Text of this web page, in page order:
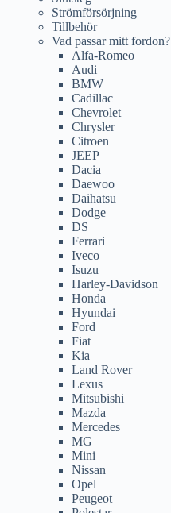
Strömförsörjning
Tillbehör
Vad passar mitt fordon?
Alfa-Romeo
Audi
BMW
Cadillac
Chevrolet
Chrysler
Citroen
JEEP
Dacia
Daewoo
Daihatsu
Dodge
DS
Ferrari
Iveco
Isuzu
Harley-Davidson
Honda
Hyundai
Ford
Fiat
Kia
Land Rover
Lexus
Mitsubishi
Mazda
Mercedes
MG
Mini
Nissan
Opel
Peugeot